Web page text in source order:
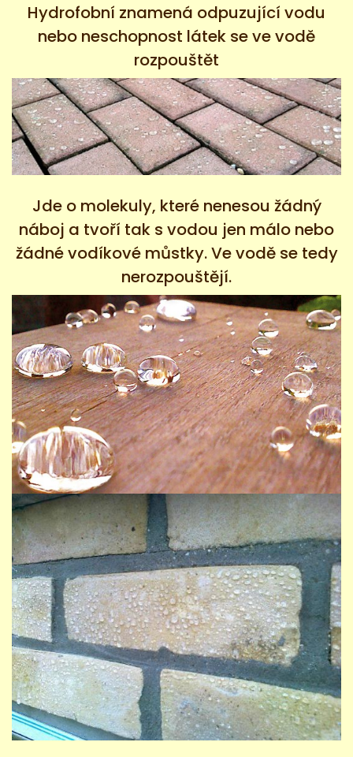
Hydrofobní znamená odpuzující vodu
nebo neschopnost látek se ve vodě
rozpouštět
Jde o molekuly, které nenesou žádný
náboj a tvoří tak s vodou jen málo nebo
žádné vodíkové můstky. Ve vodě se tedy
nerozpouštějí.